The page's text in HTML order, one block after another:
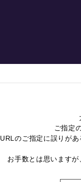
ご指定
URLのご指定に誤りが
お手数とは思いますが